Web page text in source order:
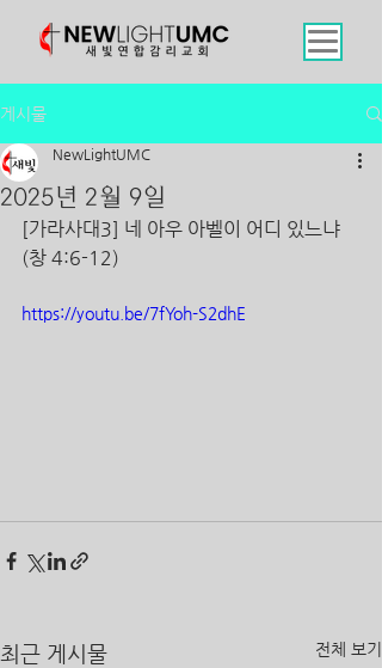
게시물
2025년 2월 9일
NewLightUMC
[가라사대3] 네 아우 아벨이 어디 있느냐
(창 4:6-12)
https://youtu.be/7fYoh-S2dhE
최근 게시물 전체 보기